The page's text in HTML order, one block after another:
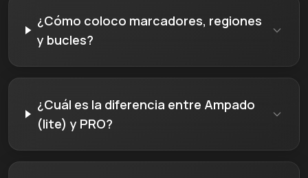
¿Cómo coloco marcadores, regiones
y bucles?
¿Cuál es la diferencia entre Ampado
(lite) y PRO?